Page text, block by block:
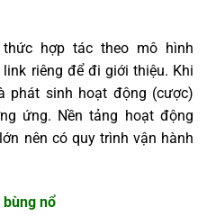
hợp tác theo mô hình
riêng để đi giới thiệu. Khi
phát sinh hoạt động (cược)
ứng. Nền tảng hoạt động
nên có quy trình vận hành
bùng nổ